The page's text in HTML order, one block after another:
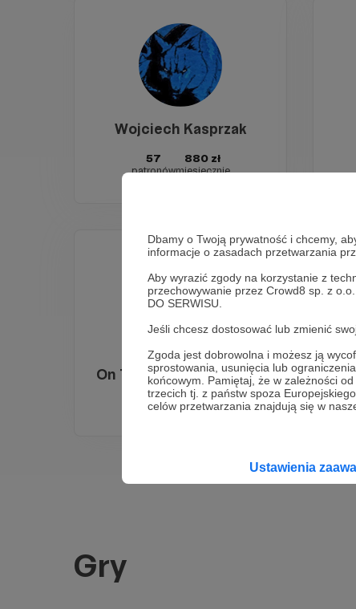
Dbamy o Twoją prywatność i chcemy,
informacje o zasadach przetwarzania
Aby wyrazić zgody na korzystanie z
przechowywanie przez Crowd8 sp. z
DO SERWISU.
Jeśli chcesz dostosować lub zmienić
Zgoda jest dobrowolna i możesz ją
sprostowania, usunięcia lub
końcowym. Pamiętaj, że w zależności
trzecich tj. z państw spoza
celów przetwarzania znajdują się w
Ustawienia
Wojciech Kasprzak
57
patronów
880 zł
miesięcznie
On Table Gry Planszowe
Gry